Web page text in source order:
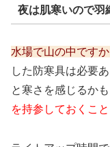
夜は肌寒いので羽
水場で山の中です
した防寒具は必要
と寒さを感じるかも
を持参しておくこと